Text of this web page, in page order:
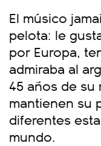
El músico
pelota: le
por Europa,
admiraba al
45 años de
mantienen su
diferentes
mundo.